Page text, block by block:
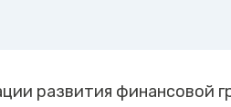
развития финансовой